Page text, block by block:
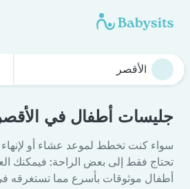
جليسات أطفال في
سواء كنت تخطط لموعد عشاء أو لإنهاء
تحتاج فقط إلى بعض الراحة: فيمكنك
أطفال موثوقات بأسرع مما تستغرقه